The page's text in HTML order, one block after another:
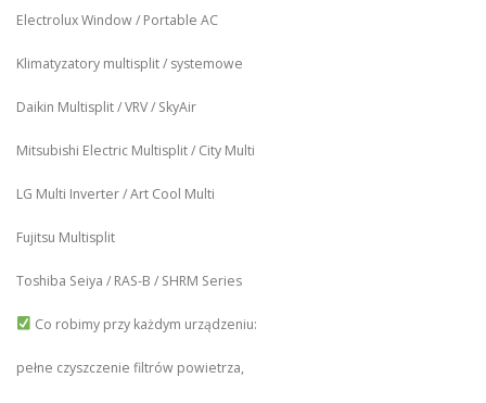
Electrolux Window / Portable AC
Klimatyzatory multisplit / systemowe
Daikin Multisplit / VRV / SkyAir
Mitsubishi Electric Multisplit / City Multi
LG Multi Inverter / Art Cool Multi
Fujitsu Multisplit
Toshiba Seiya / RAS-B / SHRM Series
Co robimy przy każdym urządzeniu:
pełne czyszczenie filtrów powietrza,